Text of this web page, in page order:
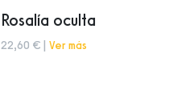
Rosalía oculta
22,60 € | Ver más